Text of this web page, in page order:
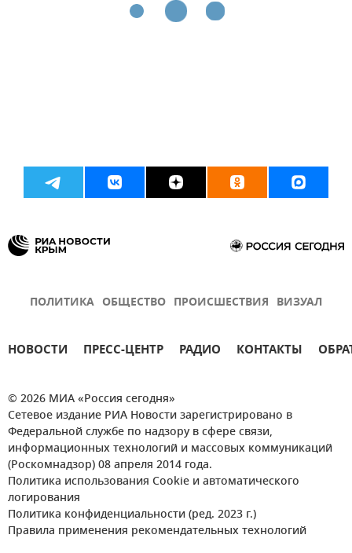
ПОЛИТИКА ОБЩЕСТВО ПРОИСШЕСТВИЯ ВИЗУАЛ
НОВОСТИ ПРЕСС-ЦЕНТР РАДИО КОНТАКТЫ
© 2026 МИА «Россия сегодня»
Сетевое издание РИА Новости зарегистрировано в
Федеральной службе по надзору в сфере связи,
информационных технологий и массовых коммуникаций
(Роскомнадзор) 08 апреля 2014 года.
Политика использования Cookie и автоматического
логирования
Политика конфиденциальности (ред. 2023 г.)
Правила применения рекомендательных технологий